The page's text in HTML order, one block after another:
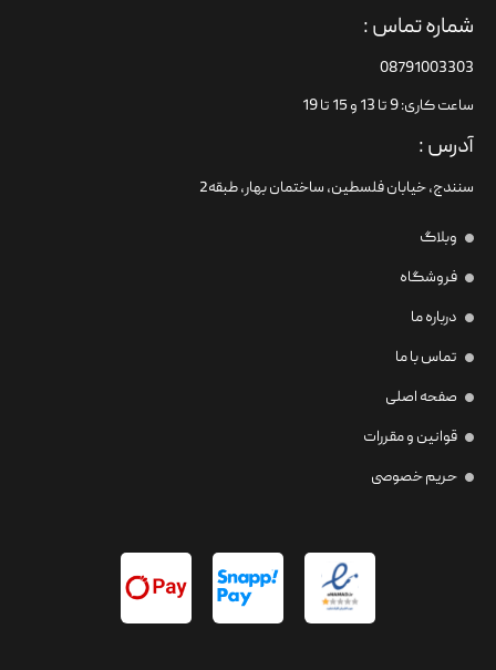
شماره تماس :
08791003303
ساعت کاری: 9 تا 13 و 15 تا 19
آدرس :
سنندج، خیابان فلسطین،‌ ساختمان بهار، طبقه2
وبلاگ
فروشگاه
درباره ما
تماس با ما
صفحه اصلی
قوانین و مقررات
حریم خصوصی